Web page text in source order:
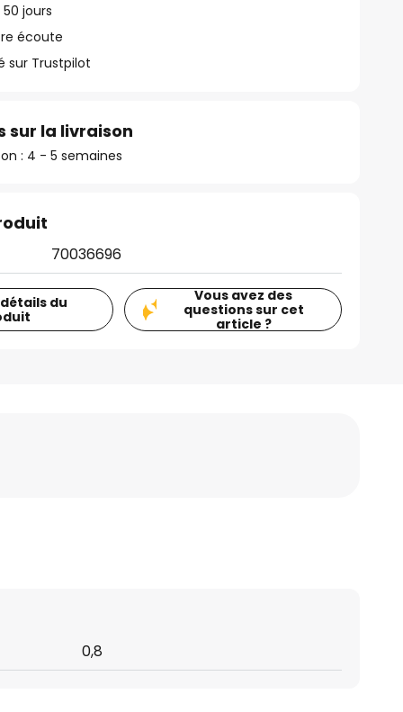
jours
écoute
sur Trustpilot
sur la livraison
: 4 - 5 semaines
70036696
du
Vous avez des
questions sur cet
article ?
0,8